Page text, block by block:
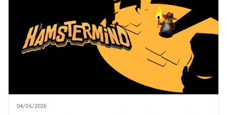
04/06/2026